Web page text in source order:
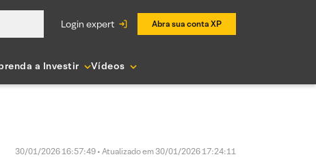
login expert Abra sua conta XP
a Investir Vídeos
30/01/2026 16:57:49 • Atualizado em 30/01/2026 17:24:11